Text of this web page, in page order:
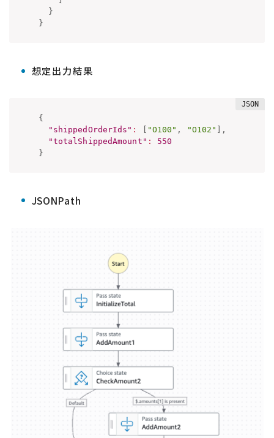
}
}
想定出力結果
{
"shippedOrderIds" : "O100" , "O102"
,
"totalShippedAmount" :
550
}
JSONPath